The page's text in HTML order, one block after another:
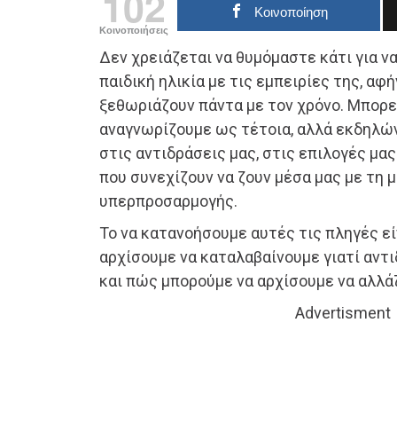
Κοινοποιήσεις
Κοινοποίηση
Δεν χρειάζεται να θυμόμαστε κάτι για
παιδική ηλικία με τις εμπειρίες της,
ξεθωριάζουν πάντα με τον χρόνο.
αναγνωρίζουμε ως τέτοια, αλλά
στις αντιδράσεις μας, στις επιλογές
που συνεχίζουν να ζουν μέσα μας με
υπερπροσαρμογής.
Το να κατανοήσουμε αυτές τις πληγές
αρχίσουμε να καταλαβαίνουμε γιατί
και πώς μπορούμε να αρχίσουμε να
Advertisment